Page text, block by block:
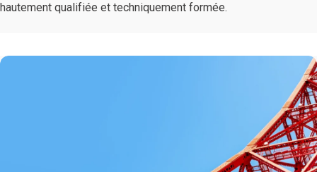
hautement qualifiée et techniquement formée.